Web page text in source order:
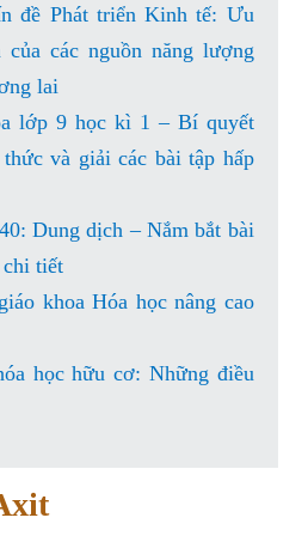
đề Phát triển Kinh tế: Ưu
các nguồn năng lượng
lai
lớp 9 học kì 1 – Bí quyết
và giải các bài tập hấp
Dung dịch – Nắm bắt bài
tiết
khoa Hóa học nâng cao
học hữu cơ: Những điều